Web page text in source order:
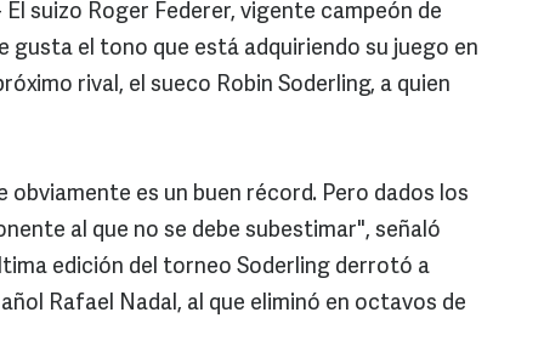
El suizo Roger Federer, vigente campeón de
gusta el tono que está adquiriendo su juego en
rival, el sueco Robin Soderling, a quien
es un buen récord. Pero dados los
al que no se debe subestimar", señaló
edición del torneo Soderling derrotó a
Rafael Nadal, al que eliminó en octavos de